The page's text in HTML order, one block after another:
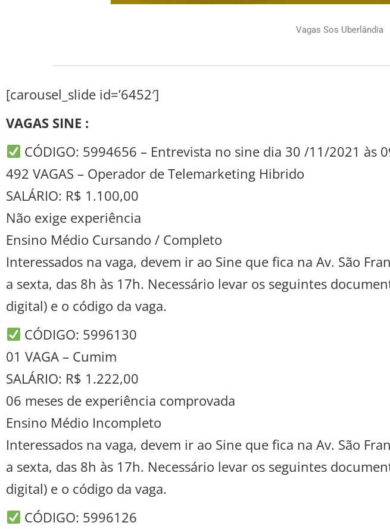
Vagas Sos Uberlândia
[carousel_slide id=’6452′]
VAGAS SINE :
CÓDIGO: 5994656 – Entrevista no sine dia 30 /11/2021 às
492 VAGAS – Operador de Telemarketing Hibrido
SALÁRIO: R$ 1.100,00
Não exige experiência
Ensino Médio Cursando / Completo
Interessados na vaga, devem ir ao Sine que fica na Av. São
a sexta, das 8h às 17h. Necessário levar os seguintes
digital) e o código da vaga.
CÓDIGO: 5996130
01 VAGA – Cumim
SALÁRIO: R$ 1.222,00
06 meses de experiência comprovada
Ensino Médio Incompleto
Interessados na vaga, devem ir ao Sine que fica na Av. São
a sexta, das 8h às 17h. Necessário levar os seguintes
digital) e o código da vaga.
CÓDIGO: 5996126